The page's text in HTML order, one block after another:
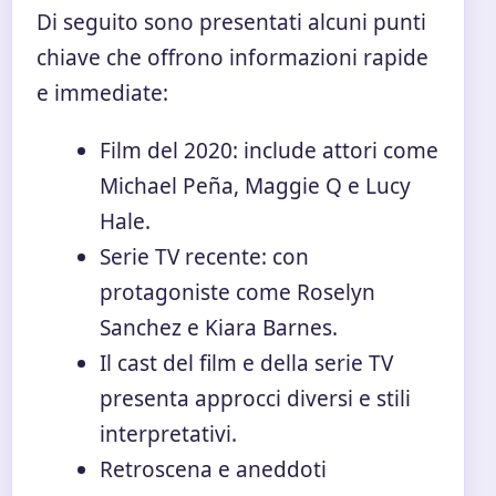
Di seguito sono presentati alcuni punti
chiave che offrono informazioni rapide
e immediate:
Film del 2020: include attori come
Michael Peña, Maggie Q e Lucy
Hale.
Serie TV recente: con
protagoniste come Roselyn
Sanchez e Kiara Barnes.
Il cast del film e della serie TV
presenta approcci diversi e stili
interpretativi.
Retroscena e aneddoti